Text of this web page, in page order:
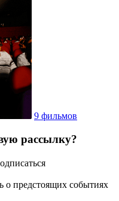
9 фильмов
рассылку?
о предстоящих событиях